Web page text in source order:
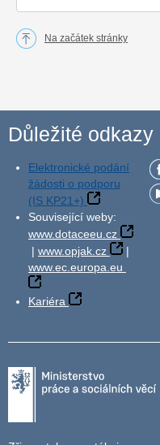
Na začátek stránky
Důležité odkazy
Elektronické podání
žádosti o podporu
(IS KP21+)
Související weby:
www.dotaceeu.cz
| www.opjak.cz
|
www.ec.europa.eu
Kariéra